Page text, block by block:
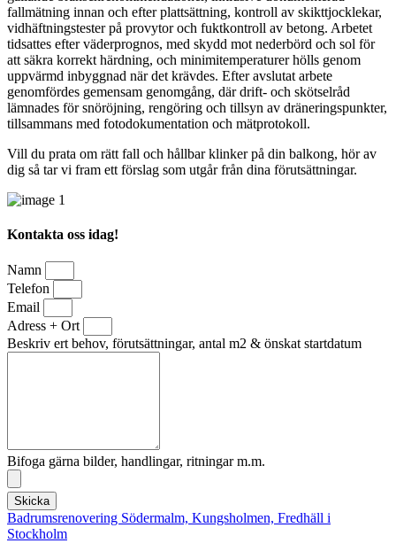
fallmätning innan och efter plattsättning, kontroll av skikttjocklekar,
vidhäftningstester på provytor och fuktkontroll av betong. Arbetet
tidsattes efter väderprognos, med skydd mot nederbörd och sol för
att säkra korrekt härdning, och minimitemperaturer hölls genom
uppvärmd inbyggnad när det krävdes. Efter avslutat arbete
genomfördes gemensam genomgång, där drift- och skötselråd
lämnades för snöröjning, rengöring och tillsyn av dräneringspunkter,
tillsammans med fotodokumentation och mätprotokoll.
Vill du prata om rätt fall och hållbar klinker på din balkong, hör av
dig så tar vi fram ett förslag som utgår från dina förutsättningar.
Kontakta oss idag!
Namn
Telefon
Email
Adress + Ort
Beskriv ert behov, förutsättningar, antal m2 & önskat startdatum
Bifoga gärna bilder, handlingar, ritningar m.m.
Skicka
Badrumsrenovering Södermalm, Kungsholmen, Fredhäll i
Stockholm